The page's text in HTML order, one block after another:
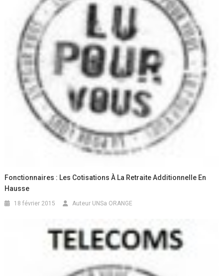
Fonctionnaires : Les Cotisations À La Retraite Additionnelle En
Hausse
18 février 2015 Auteur UNSa ORANGE